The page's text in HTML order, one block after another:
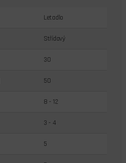
Letadlo
Střídavý
30
50
8 - 12
3 - 4
5